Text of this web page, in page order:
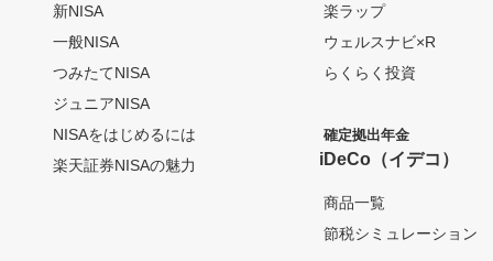
新NISA
一般NISA
つみたてNISA
ジュニアNISA
NISAをはじめるには
楽天証券NISAの魅力
楽ラップ
ウェルスナビ×R
らくらく投資
確定拠出年金
iDeCo（イデコ）
商品一覧
節税シミュレーション